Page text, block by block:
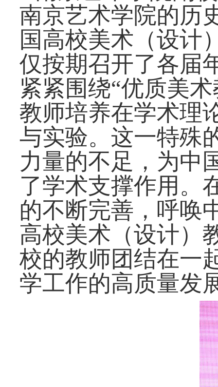
南京艺术学院的历
国 高校美术（设计
仅按期召开了各届
紧紧围绕“优质美
教师培养在学术理
与实验。这一特殊
力量的不足，为中
了学术支撑作用。
的不断完善，呼唤
高校美术（设计）
校的教师团结在一
学工作的高质量发